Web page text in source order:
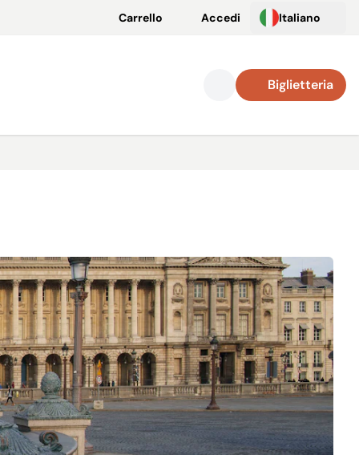
Carrello Accedi Italiano
Biglietteria